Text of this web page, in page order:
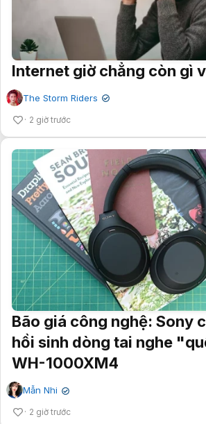
Internet giờ chẳng còn gì
The Storm Riders ✔
2 giờ trước
Bão giá công nghệ: Sony
hồi sinh dòng tai nghe
WH-1000XM4
Mẫn Nhi ✔
2 giờ trước